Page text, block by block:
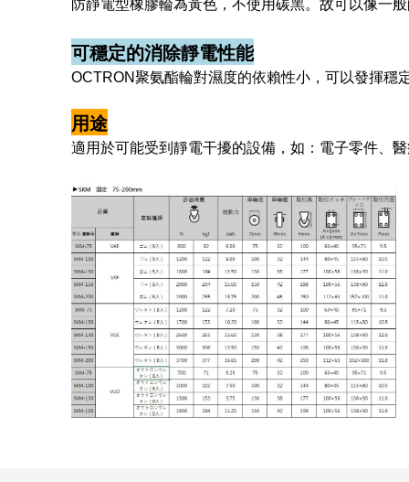
防靜電型橡膠輪為黃色，不使用碳黑。故可以像一
可穩定的消除靜電性能
OCTRON聚氨酯輪對濕度的依賴性小，可以發揮穩
用途
適用於可能受到靜電干擾的設備，如：電子零件、